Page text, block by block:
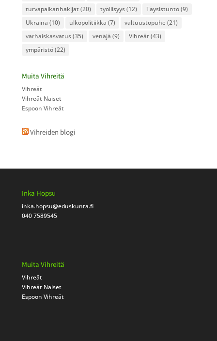
turvapaikanhakijat (20) työllisyys(12) Täysistunto(9)
Ukraina (10) ulkopolitiikka (7) valtuustopuhe(21)
varhaiskasvatus(35) venäjä (9) Vihreät (43)
ympäristö(22)
Muita Vihreitä
Vihreät
Vihreät Naiset
Espoon Vihreät
Vihreiden blogi
Inka Hopsu
inka.hopsu@eduskunta.fi
040 7589545
Muita Vihreitä
Vihreät
Vihreät Naiset
Espoon Vihreät